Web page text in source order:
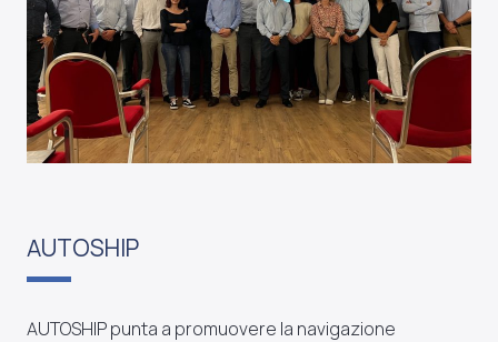
AUTOSHIP
AUTOSHIP punta a promuovere la navigazione